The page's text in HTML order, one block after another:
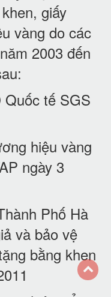
giấy
vàng do các
2003 đến
tế SGS
hiệu vàng
ngày 3
Phố Hà
và bảo vệ
bằng khen